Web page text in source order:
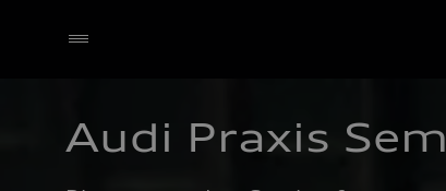
Händler wählen
Audi Praxis